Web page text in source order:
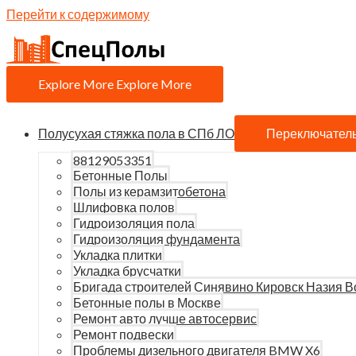
Перейти к содержимому
Explore More Explore More
Полусухая стяжка пола в СПб ЛО
88129053351
Бетонные Полы
Полы из керамзитобетона
Шлифовка полов
Гидроизоляция пола
Гидроизоляция фундамента
Укладка плитки
Укладка брусчатки
Бригада строителей Синявино Кировск Назия
Бетонные полы в Москве
Ремонт авто лучше автосервис
Ремонт подвески
Проблемы дизельного двигателя BMW X6